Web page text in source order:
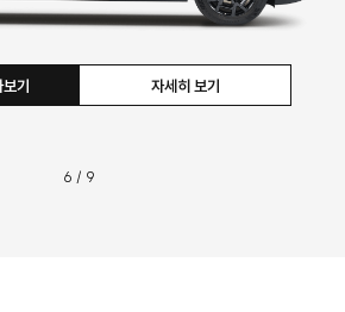
자세히 보기
기
6 / 9